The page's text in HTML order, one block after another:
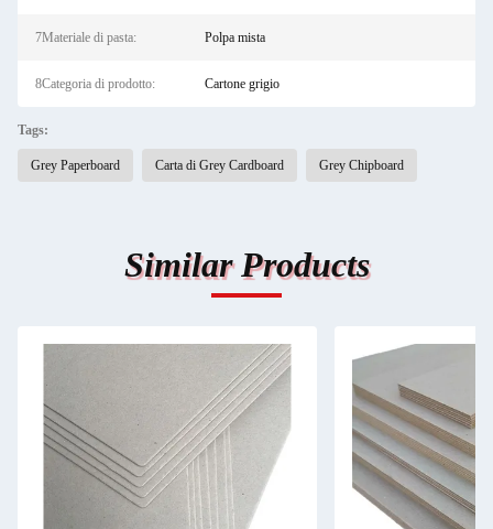
7Materiale di pasta: Polpa mista
8Categoria di prodotto: Cartone grigio
Tags:
Grey Paperboard Carta di Grey Cardboard Grey Chipboard
Similar Products